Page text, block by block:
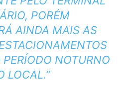
PORÉM
AINDA MAIS AS
NOTURNO
LOCAL.”